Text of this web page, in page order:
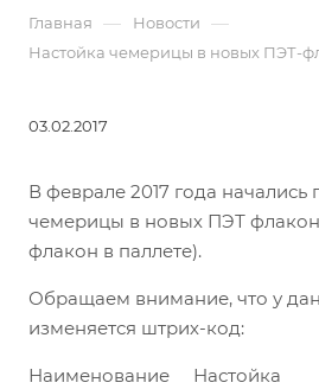
Главная — Новости —
Настойка чемерицы в новых ПЭТ-
03.02.2017
В феврале 2017 года
чемерицы в новых ПЭТ
флакон в паллете).
Обращаем внимание, что у
изменяется штрих-код:
Наименование
Настойка